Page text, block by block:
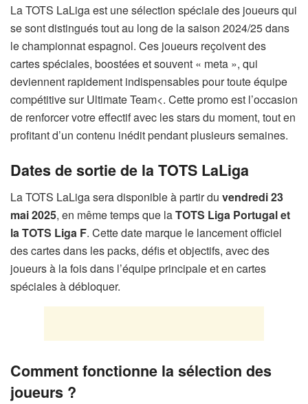
La TOTS LaLiga est une sélection spéciale des joueurs qui
se sont distingués tout au long de la saison 2024/25 dans
le championnat espagnol. Ces joueurs reçoivent des
cartes spéciales, boostées et souvent « meta », qui
deviennent rapidement indispensables pour toute équipe
compétitive sur Ultimate Team<. Cette promo est l’occasion
de renforcer votre effectif avec les stars du moment, tout en
profitant d’un contenu inédit pendant plusieurs semaines.
Dates de sortie de la TOTS LaLiga
La TOTS LaLiga sera disponible à partir du vendredi 23
mai 2025, en même temps que laTOTS Liga Portugal et
la TOTS Liga F. Cette date marque le lancement officiel
des cartes dans les packs, défis et objectifs, avec des
joueurs à la fois dans l’équipe principale et en cartes
spéciales à débloquer.
Comment fonctionne la sélection des
joueurs ?